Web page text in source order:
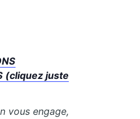
(cliquez juste
vous engage,